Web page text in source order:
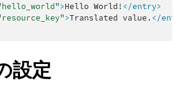
>Hello World! </entry>
>Translated value. </
設定